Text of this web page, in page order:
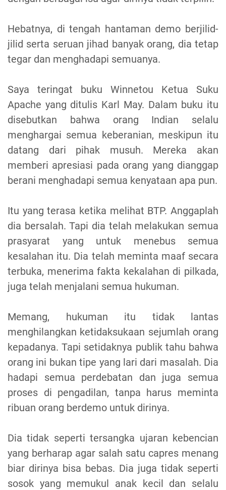
Hebatnya, di tengah hantaman demo berjilid-
jilid serta seruan jihad banyak orang, dia tetap
tegar dan menghadapi semuanya.
Saya teringat buku Winnetou Ketua Suku
Apache yang ditulis Karl May. Dalam buku itu
disebutkan bahwa orang Indian selalu
menghargai semua keberanian, meskipun itu
datang dari pihak musuh. Mereka akan
memberi apresiasi pada orang yang dianggap
berani menghadapi semua kenyataan apa pun.
Itu yang terasa ketika melihat BTP. Anggaplah
dia bersalah. Tapi dia telah melakukan semua
prasyarat yang untuk menebus semua
kesalahan itu. Dia telah meminta maaf secara
terbuka, menerima fakta kekalahan di pilkada,
juga telah menjalani semua hukuman.
Memang, hukuman itu tidak lantas
menghilangkan ketidaksukaan sejumlah orang
kepadanya. Tapi setidaknya publik tahu bahwa
orang ini bukan tipe yang lari dari masalah. Dia
hadapi semua perdebatan dan juga semua
proses di pengadilan, tanpa harus meminta
ribuan orang berdemo untuk dirinya.
Dia tidak seperti tersangka ujaran kebencian
yang berharap agar salah satu capres menang
biar dirinya bisa bebas. Dia juga tidak seperti
sosok yang memukul anak kecil dan selalu